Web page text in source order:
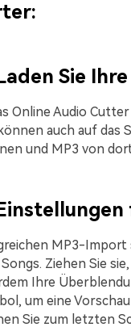
Sie Ihre
Online Audio
auch auf das
und MP3 von
MP3-Import
Ziehen Sie
Ihre
um eine
Sie zum letzten